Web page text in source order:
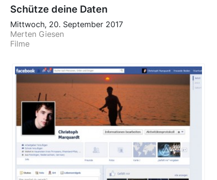
Schütze deine Daten
Mittwoch, 20. September 2017
Merten Giesen
Filme